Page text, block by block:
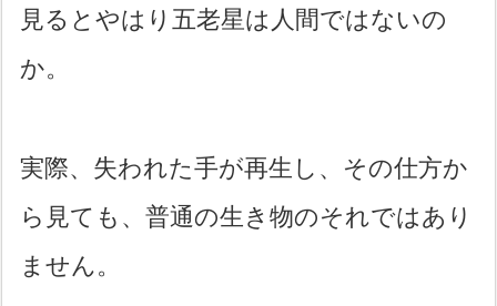
見るとやはり五老星は人間ではないの
か。
実際、失われた手が再生し、その仕方か
ら見ても、普通の生き物のそれではあり
ません。